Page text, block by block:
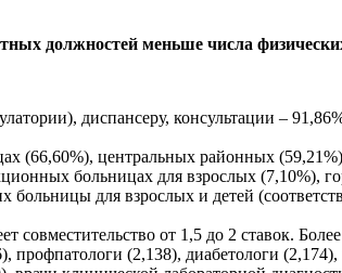
должностей меньше числа
диспансеру, консультации –
(66,60%), центральных районных
больницах для взрослых (7,10%),
для взрослых и детей
совместительство от 1,5 до 2 ставок.
профпатологи (2,138), диабетологи